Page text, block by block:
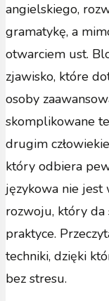
angielskiego,
gramatykę, a
otwarciem ust.
zjawisko, które
osoby
skomplikowane
drugim
który odbiera
językowa nie jest
rozwoju, który
praktyce.
techniki, dzięki
bez stresu.